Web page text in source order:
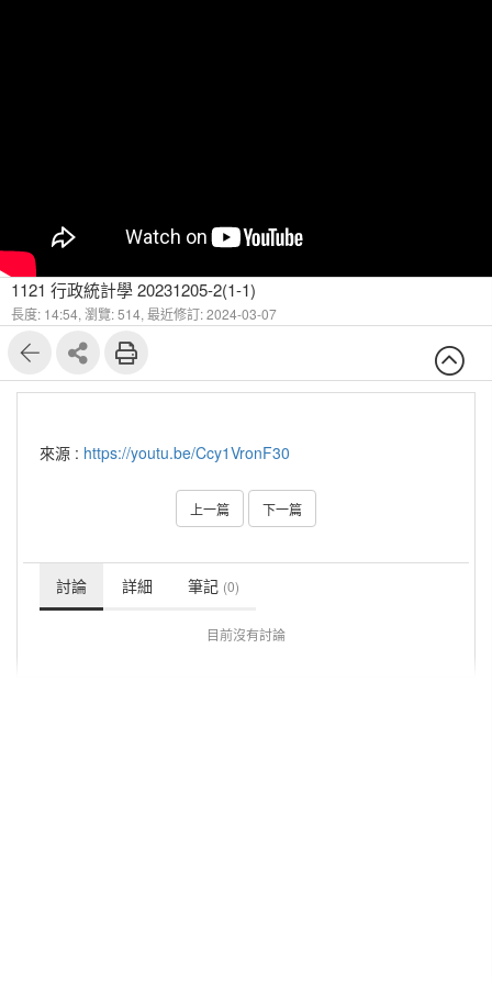
1121 行政統計學 20231205-2(1-1)
長度: 14:54, 瀏覽: 514, 最近修訂: 2024-03-07
來源 : https://youtu.be/Ccy1VronF30
上一篇 下一篇
討論 詳細 筆記 (0)
目前沒有討論